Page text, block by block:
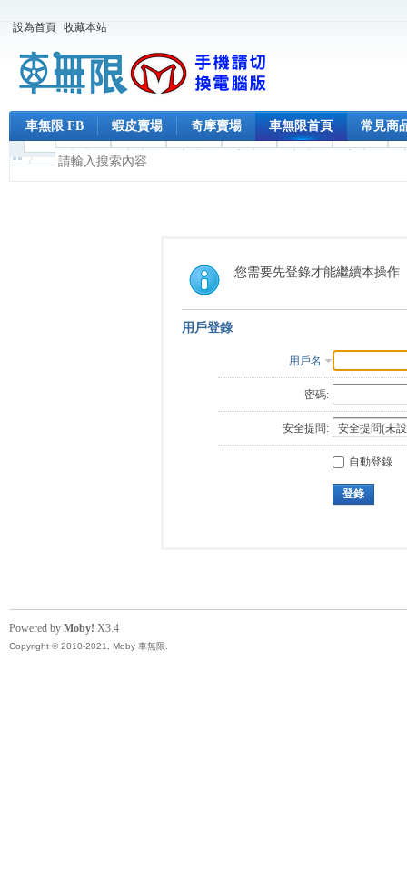
設為首頁 收藏本站
車無限 FB 蝦皮賣場 奇摩賣場 車無限首頁 常見商
您需要先登錄才能繼續本操作
用戶登錄
用戶名
密碼:
安全提問:
自動登錄
登錄
Powered by Moby! X3.4
Copyright © 2010-2021, Moby 車無限.